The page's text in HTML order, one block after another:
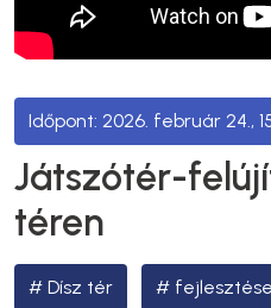
2026. február 24.,
Játszótér-
téren
Dísz tér